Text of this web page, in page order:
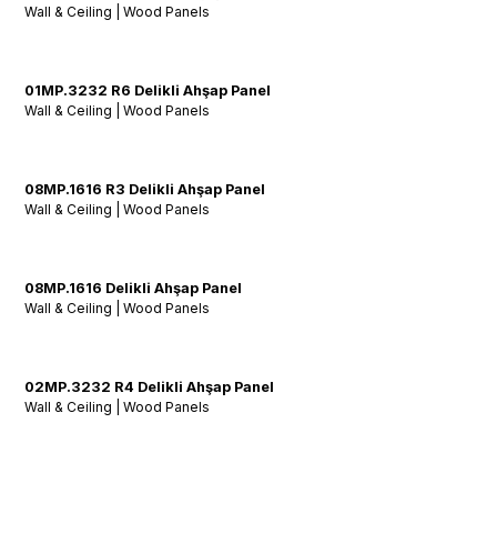
Wall & Ceiling | Wood Panels
01MP.3232 R6 Delikli Ahşap Panel
Wall & Ceiling | Wood Panels
08MP.1616 R3 Delikli Ahşap Panel
Wall & Ceiling | Wood Panels
08MP.1616 Delikli Ahşap Panel
Wall & Ceiling | Wood Panels
02MP.3232 R4 Delikli Ahşap Panel
Wall & Ceiling | Wood Panels